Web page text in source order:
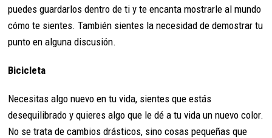
puedes guardarlos dentro de ti y te encanta mostrarle al mundo
cómo te sientes. También sientes la necesidad de demostrar tu
punto en alguna discusión.
Bicicleta
Necesitas algo nuevo en tu vida, sientes que estás
desequilibrado y quieres algo que le dé a tu vida un nuevo color.
No se trata de cambios drásticos, sino cosas pequeñas que